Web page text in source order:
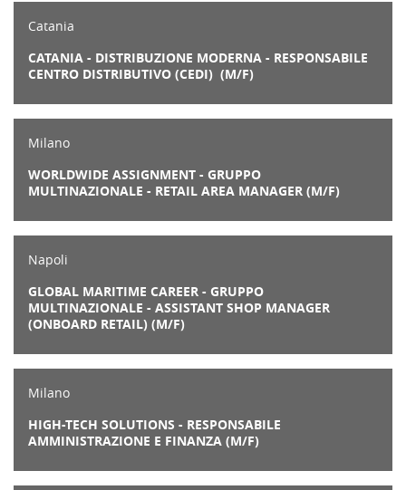
Catania
CATANIA - DISTRIBUZIONE MODERNA - RESPONSABILE
CENTRO DISTRIBUTIVO (CEDI) (M/F)
Milano
WORLDWIDE ASSIGNMENT - GRUPPO
MULTINAZIONALE - RETAIL AREA MANAGER (M/F)
Napoli
GLOBAL MARITIME CAREER - GRUPPO
MULTINAZIONALE - ASSISTANT SHOP MANAGER
(ONBOARD RETAIL) (M/F)
Milano
HIGH-TECH SOLUTIONS - RESPONSABILE
AMMINISTRAZIONE E FINANZA (M/F)